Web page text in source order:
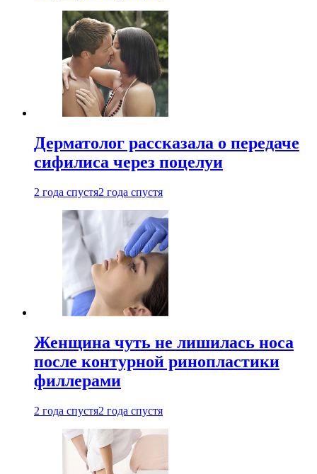
Дерматолог рассказала о передаче
сифилиса через поцелуи
2 года спустя2 года спустя
Женщина чуть не лишилась носа
после контурной ринопластики
филлерами
2 года спустя2 года спустя